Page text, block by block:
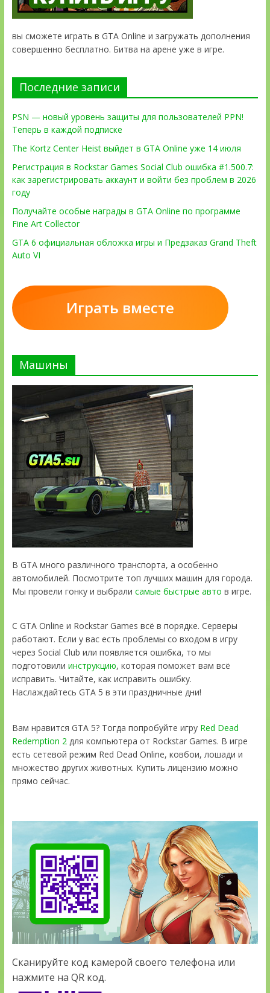
вы сможете играть в GTA Online и загружать дополнения
совершенно бесплатно. Битва на арене уже в игре.
Последние записи
PSN — новый уровень защиты для пользователей PPN!
Теперь в каждой подписке
The Kortz Center Heist выйдет в GTA Online уже 14 июля
Регистрация в Rockstar Games Social Club ошибка #1.500.7:
как зарегистрировать аккаунт и войти без проблем в 2026
году
Получайте особые награды в GTA Online по программе
Fine Art Collector
GTA 6 официальная обложка игры и Предзаказ Grand Theft
Auto VI
Играть вместе
Машины
В GTA много различного транспорта, а особенно
автомобилей. Посмотрите топ лучших машин для города.
Мы провели гонку и выбрали самые быстрые авто в игре.
С GTA Online и Rockstar Games всё в порядке. Серверы
работают. Если у вас есть проблемы со входом в игру
через Social Club или появляется ошибка, то мы
подготовили инструкцию, которая поможет вам всё
исправить. Читайте, как исправить ошибку.
Наслаждайтесь GTA 5 в эти праздничные дни!
Вам нравится GTA 5? Тогда попробуйте игру Red Dead
Redemption 2для компьютера от Rockstar Games. В игре
есть сетевой режим Red Dead Online, ковбои, лошади и
множество других животных. Купить лицензию можно
прямо сейчас.
Сканируйте код камерой своего телефона или
нажмите на QR код.